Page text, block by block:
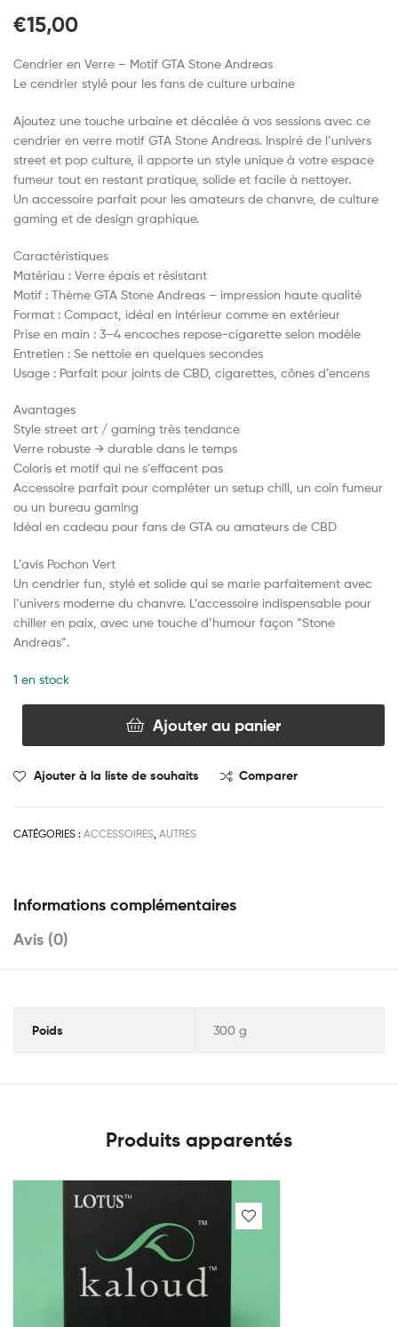
€15,00
Cendrier en Verre – Motif GTA Stone Andreas
Le cendrier stylé pour les fans de culture urbaine
Ajoutez une touche urbaine et décalée à vos sessions avec ce
cendrier en verre motif GTA Stone Andreas. Inspiré de l’univers
street et pop culture, il apporte un style unique à votre espace
fumeur tout en restant pratique, solide et facile à nettoyer.
Un accessoire parfait pour les amateurs de chanvre, de culture
gaming et de design graphique.
Caractéristiques
Matériau : Verre épais et résistant
Motif : Thème GTA Stone Andreas – impression haute qualité
Format : Compact, idéal en intérieur comme en extérieur
Prise en main : 3–4 encoches repose-cigarette selon modèle
Entretien : Se nettoie en quelques secondes
Usage : Parfait pour joints de CBD, cigarettes, cônes d’encens
Avantages
Style street art / gaming très tendance
Verre robuste → durable dans le temps
Coloris et motif qui ne s’effacent pas
Accessoire parfait pour compléter un setup chill, un coin fumeur
ou un bureau gaming
Idéal en cadeau pour fans de GTA ou amateurs de CBD
L’avis Pochon Vert
Un cendrier fun, stylé et solide qui se marie parfaitement avec
l’univers moderne du chanvre. L’accessoire indispensable pour
chiller en paix, avec une touche d’humour façon “Stone
Andreas”.
1 en stock
Ajouter au panier
Ajouter à la liste de souhaits Comparer
CATÉGORIES : ACCESSOIRES, AUTRES
Informations complémentaires
Avis (0)
Poids 300 g
Produits apparentés